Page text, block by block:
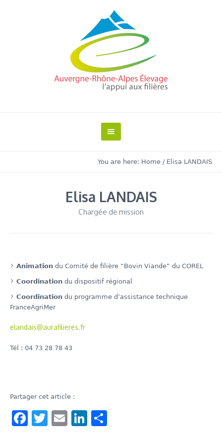
You are here: Home / Elisa LANDAIS
Elisa LANDAIS
Chargée de mission
Animation du Comité de filière “Bovin Viande” du COREL
Coordination du dispositif régional
Coordination du programme d’assistance technique
FranceAgriMer
elandais@aurafilieres.fr
Tél : 04 73 28 78 43
Partager cet article :
Facebook
Twitter
EmailLinkedIn